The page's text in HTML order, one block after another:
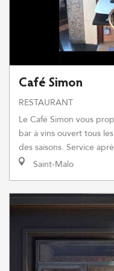
Café Simon
RESTAURANT
Le Café Simon vous
bar à vins ouvert tous
des saisons. Service
Saint-Malo